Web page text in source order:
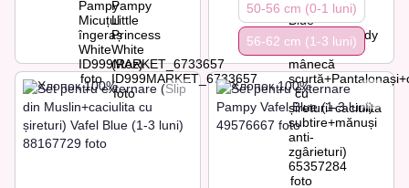
50-56 cm (0-1 luni)
56-62 сm (1-3 luni)